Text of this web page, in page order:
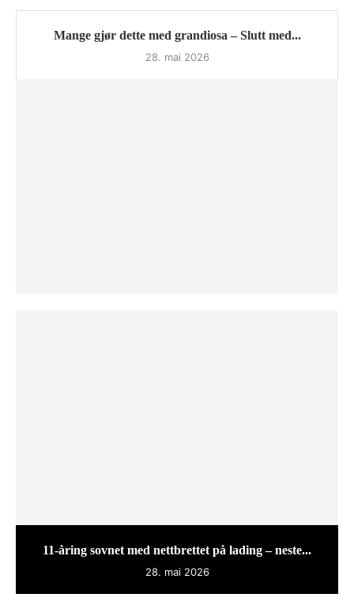
Mange gjør dette med grandiosa – Slutt med...
28. mai 2026
11-åring sovnet med nettbrettet på lading – neste...
28. mai 2026